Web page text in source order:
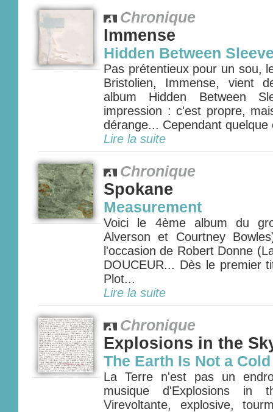
Chronique
Immense
Hidden Between
Pas prétentieux pour un sou,
Bristolien, Immense, vient
album Hidden Between
impression : c'est propre,
dérange... Cependant quelque
Lire la suite
Chronique
Spokane
Measurement
Voici le 4ème album du
Alverson et Courtney
l'occasion de Robert Donne
DOUCEUR... Dès le premier
Plot...
Lire la suite
Chronique
Explosions in the
The Earth Is Not a
La Terre n'est pas un
musique d'Explosions in
Virevoltante, explosive,